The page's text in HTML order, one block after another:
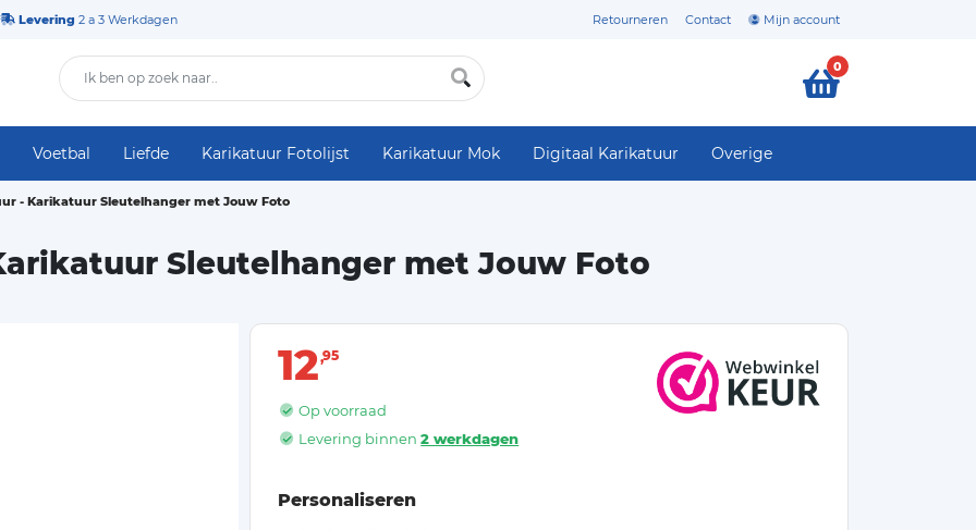
Levering 2 a 3 Werkdagen Retourneren Contact Mijn account
0
Voetbal Liefde Karikatuur Fotolijst Karikatuur Mok Digitaal Karikatuur Overige
- Karikatuur Sleutelhanger met Jouw Foto
Sleutelhanger met Jouw Foto
12 95
Op voorraad
Levering binnen2 werkdagen
Personaliseren